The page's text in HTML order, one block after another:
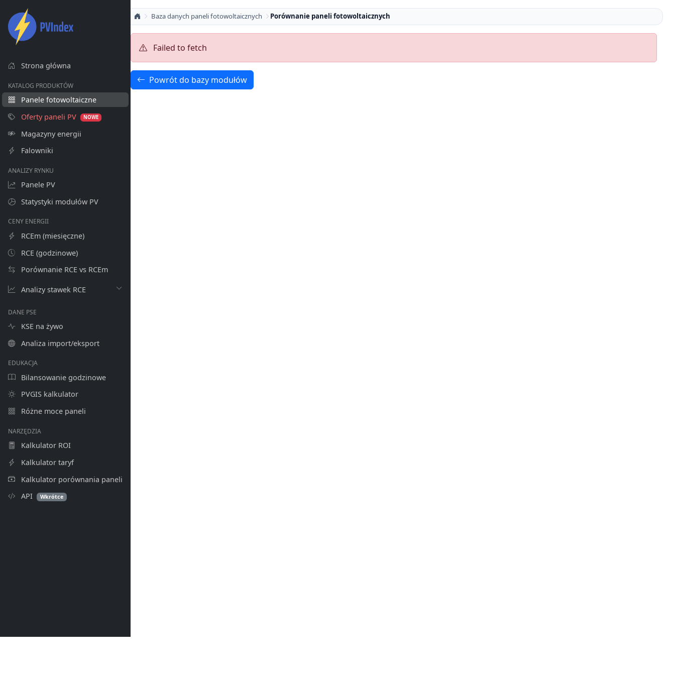
Strona główna
KATALOG PRODUKTÓW
Panele fotowoltaiczne
Oferty paneli PV
NOWE
Magazyny energii
Falowniki
ANALIZY RYNKU
Panele PV
Statystyki modułów PV
CENY ENERGII
RCEm (miesięczne)
RCE (godzinowe)
Porównanie RCE vs RCEm
Analizy stawek RCE
DANE PSE
KSE na żywo
Analiza import/eksport
EDUKACJA
Bilansowanie godzinowe
PVGIS kalkulator
Różne moce paneli
NARZĘDZIA
Kalkulator ROI
Kalkulator taryf
Kalkulator porównania paneli
API
Wkrótce
Baza danych paneli fotowoltaicznych Porównanie paneli fotowoltaicznych
Failed to fetch
Powrót do bazy modułów